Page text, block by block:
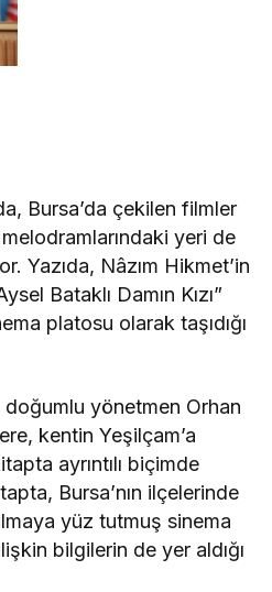
Bursa’da çekilen filmler
yeri de
Yazıda, Nâzım Hikmet’in
Bataklı Damın Kızı”
platosu olarak taşıdığı
doğumlu yönetmen Orhan
kentin Yeşilçam’a
ayrıntılı biçimde
Bursa’nın ilçelerinde
yüz tutmuş sinema
bilgilerin de yer aldığı